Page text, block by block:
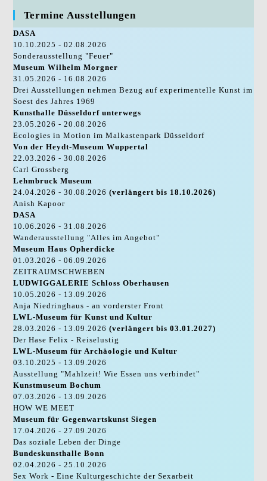
Termine Ausstellungen
DASA
10.10.2025 - 02.08.2026
Sonderausstellung "Feuer"
Museum Wilhelm Morgner
31.05.2026 - 16.08.2026
Drei Ausstellungen nehmen Bezug auf experimentelle Kunst im
Soest des Jahres 1969
Kunsthalle Düsseldorf unterwegs
23.05.2026 - 20.08.2026
Ecologies in Motion im Malkastenpark Düsseldorf
Von der Heydt-Museum Wuppertal
22.03.2026 - 30.08.2026
Carl Grossberg
Lehmbruck Museum
24.04.2026 - 30.08.2026(verlängert bis 18.10.2026)
Anish Kapoor
DASA
10.06.2026 - 31.08.2026
Wanderausstellung "Alles im Angebot"
Museum Haus Opherdicke
01.03.2026 - 06.09.2026
ZEITRAUMSCHWEBEN
LUDWIGGALERIE Schloss Oberhausen
10.05.2026 - 13.09.2026
Anja Niedringhaus - an vorderster Front
LWL-Museum für Kunst und Kultur
28.03.2026 - 13.09.2026(verlängert bis 03.01.2027)
Der Hase Felix - Reiselustig
LWL-Museum für Archäologie und Kultur
03.10.2025 - 13.09.2026
Ausstellung "Mahlzeit! Wie Essen uns verbindet"
Kunstmuseum Bochum
07.03.2026 - 13.09.2026
HOW WE MEET
Museum für Gegenwartskunst Siegen
17.04.2026 - 27.09.2026
Das soziale Leben der Dinge
Bundeskunsthalle Bonn
02.04.2026 - 25.10.2026
Sex Work - Eine Kulturgeschichte der Sexarbeit